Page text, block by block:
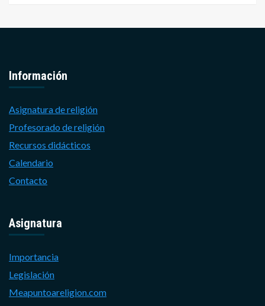
Información
Asignatura de religión
Profesorado de religión
Recursos didácticos
Calendario
Contacto
Asignatura
Importancia
Legislación
Meapuntoareligion.com